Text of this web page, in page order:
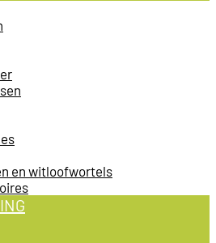
en witloofwortels